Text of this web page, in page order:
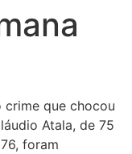
crime que chocou
Atala, de 75
foram